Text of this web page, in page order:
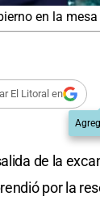
en la
El Litoral en
de la
por la